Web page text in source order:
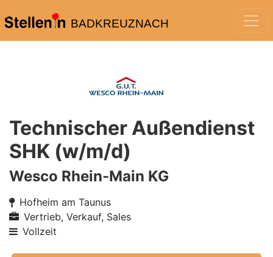
BADKREUZNACH
Technischer Außendienst
SHK (w/m/d)
Wesco Rhein-Main KG
Hofheim am Taunus
Vertrieb, Verkauf, Sales
Vollzeit